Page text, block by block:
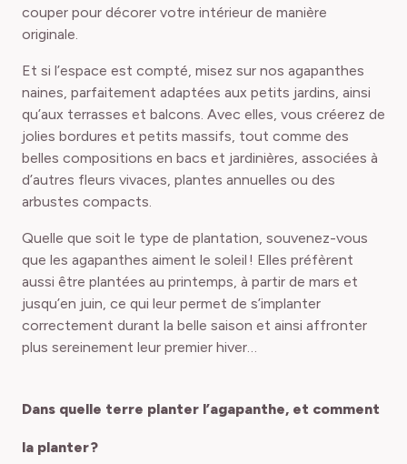
couper pour décorer votre intérieur de manière
originale.
Et si l’espace est compté, misez sur nos agapanthes
naines, parfaitement adaptées aux petits jardins, ainsi
qu’aux terrasses et balcons. Avec elles, vous créerez de
jolies bordures et petits massifs, tout comme des
belles compositions en bacs et jardinières, associées à
d’autres fleurs vivaces, plantes annuelles ou des
arbustes compacts.
Quelle que soit le type de plantation, souvenez-vous
que les agapanthes aiment le soleil ! Elles préfèrent
aussi être plantées au printemps, à partir de mars et
jusqu’en juin, ce qui leur permet de s’implanter
correctement durant la belle saison et ainsi affronter
plus sereinement leur premier hiver…
Dans quelle terre planter l’agapanthe, et comment
la planter ?